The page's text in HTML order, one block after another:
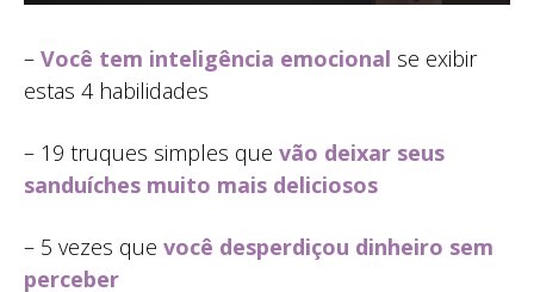
– Você tem inteligência emocional se exibir
estas 4 habilidades
– 19 truques simples que vão deixar seus
sanduíches muito mais deliciosos
– 5 vezes que você desperdiçou dinheiro sem
perceber